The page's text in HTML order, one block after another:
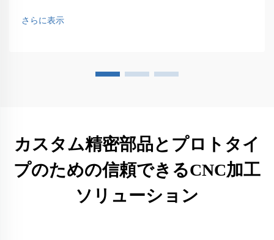
さらに表示
カスタム精密部品とプロトタイ
プのための信頼できるCNC加工
ソリューション